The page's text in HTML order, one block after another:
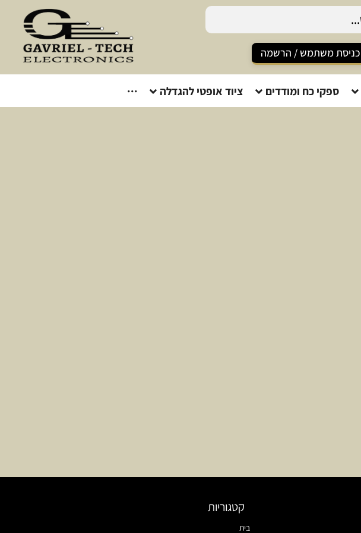
כניסת משתמש / הרשמה
ספקי כח ומודדים ציוד אופטי להגדלה ···
קטגוריות
בית